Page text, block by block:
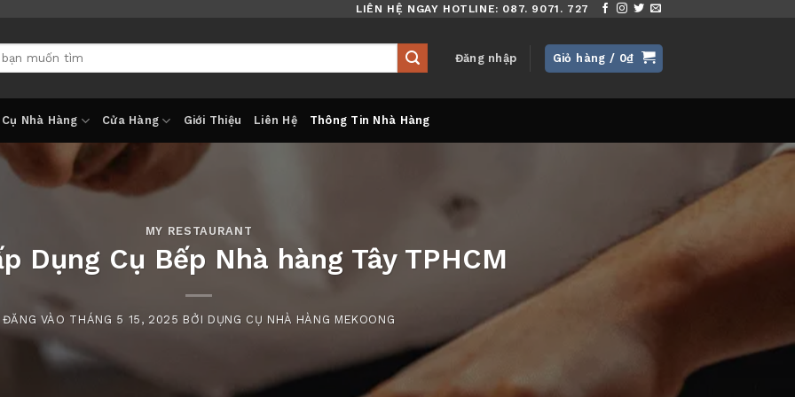
LIÊN HỆ NGAY HOTLINE: 087. 9071. 727
Đăng nhập Giỏ hàng / 0₫
Nhà Hàng Cửa Hàng Giới Thiệu Liên Hệ Thông Tin Nhà Hàng
MY RESTAURANT
Dụng Cụ Bếp Nhà hàng Tây TPHCM
ĐĂNG VÀO THÁNG 5 15, 2025 BỞI DỤNG CỤ NHÀ HÀNG MEKOONG